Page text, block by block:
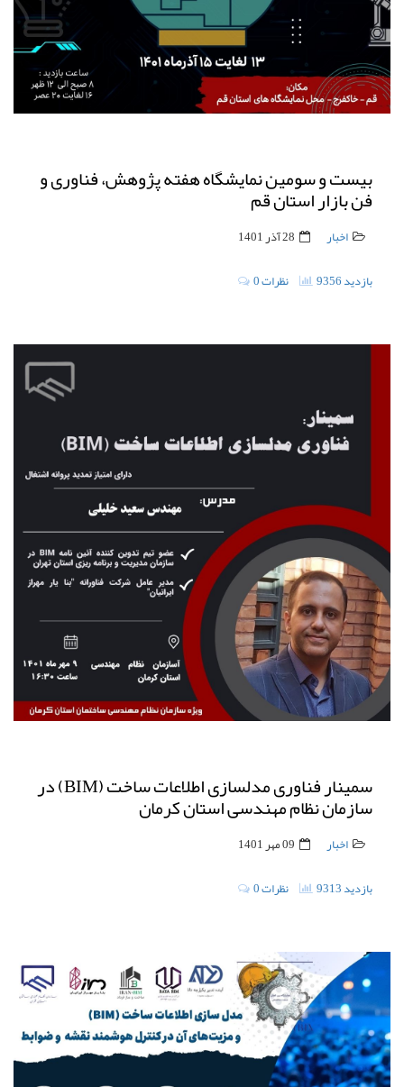
بیست و سومین نمایشگاه هفته پژوهش، فناوری و
فن بازار استان قم
اخبار
28 آذر 1401
0 نظرات
9356 بازدید
سمینار فناوری مدلسازی اطلاعات ساخت (BIM) در
سازمان نظام مهندسی استان کرمان
اخبار
09 مهر 1401
0 نظرات
9313 بازدید